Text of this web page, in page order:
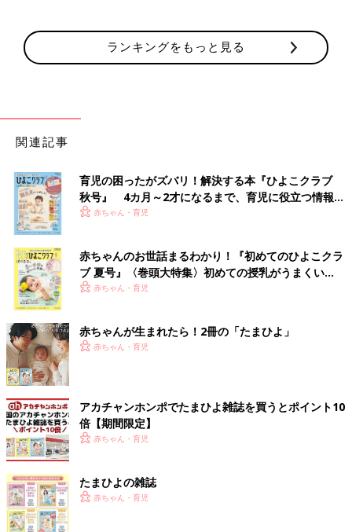
ランキングをもっと見る
関連記事
育児の困ったがズバリ！解決する本『ひよこクラブ
秋号』 4カ月～2才になるまで、育児に役立つ情報が
いっぱい！
赤ちゃん・育児
赤ちゃんのお世話まるわかり！『初めてのひよこクラ
ブ 夏号』〈巻頭大特集〉初めての授乳がうまくい
く！ おっぱい・ミルクの基本と夏のトラブル 解決テ
赤ちゃん・育児
赤ちゃんが生まれたら！2冊の「たまひよ」
赤ちゃん・育児
アカチャンホンポでたまひよ雑誌を買うとポイント10
倍【期間限定】
赤ちゃん・育児
たまひよの雑誌
赤ちゃん・育児